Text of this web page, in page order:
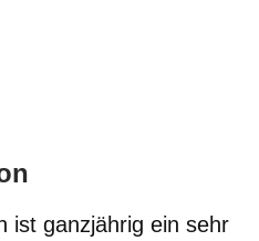
ist ganzjährig ein sehr